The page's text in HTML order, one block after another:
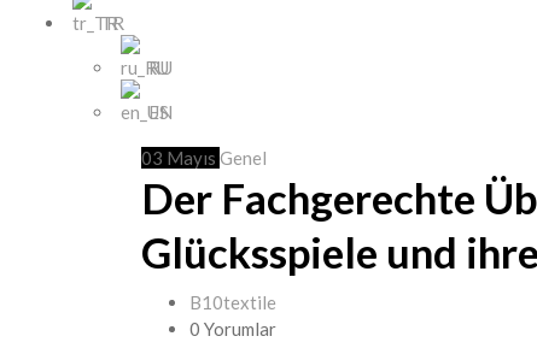
TR
RU
EN
03 Mayıs Genel
Der Fachgerechte
Glücksspiele und
B10textile
0 Yorumlar